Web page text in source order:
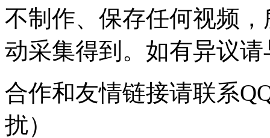
不制作、保存任何视频
动采集得到。如有异议
合作和友情链接请联系
扰）